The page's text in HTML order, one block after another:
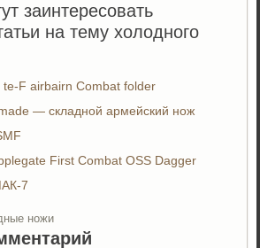
заинтересовать
на тему холодного
F airbairn Combat folder
— складной армейский нож
First Combat OSS Dagger
7
ножи